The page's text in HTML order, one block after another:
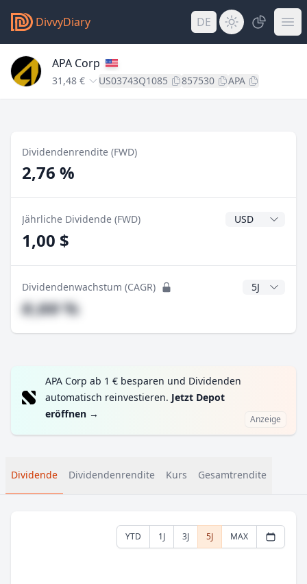
DivvyDiary DE
APA Corp
31,48 € US03743Q1085 857530 APA
Dividendenrendite (FWD)
2,76 %
Jährliche Dividende (FWD)
1,00 $
Dividendenwachstum (CAGR) CAGR Jahre
#,## %
APA Corp ab 1 € besparen und Dividenden
automatisch reinvestieren. Jetzt Depot
eröffnen → Anzeige
Dividende Dividendenrendite Kurs Gesamtrendite
YTD 1J 3J 5J MAX